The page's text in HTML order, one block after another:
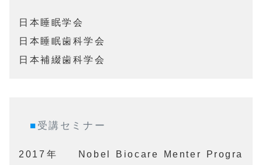
日本睡眠学会
日本睡眠歯科学会
日本補綴歯科学会
■ 受講セミナー
2017年	Nobel Biocare Menter Progra